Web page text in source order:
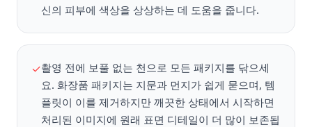
신의 피부에 색상을 상상하는 데 도움을 줍니다.
✓촬영 전에 보풀 없는 천으로 모든 패키지를 닦으세
요. 화장품 패키지는 지문과 먼지가 쉽게 묻으며, 템
플릿이 이를 제거하지만 깨끗한 상태에서 시작하면
처리된 이미지에 원래 표면 디테일이 더 많이 보존됩